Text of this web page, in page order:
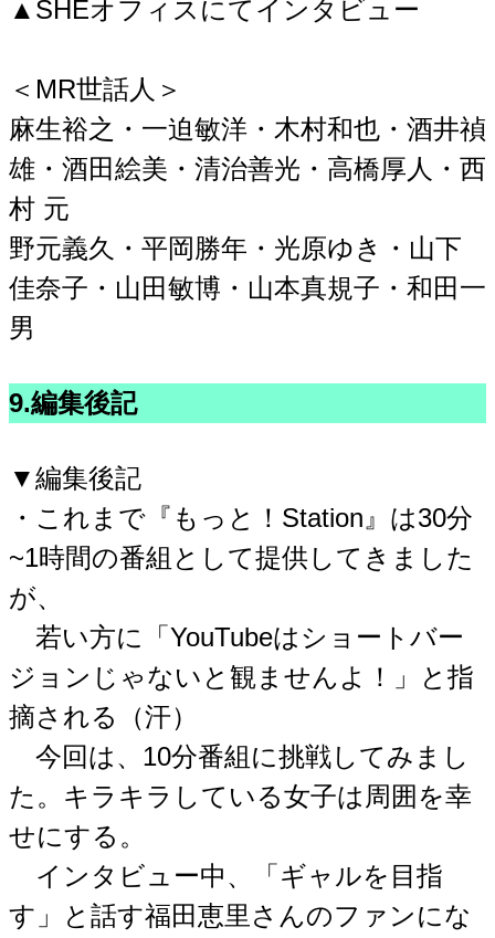
▲SHEオフィスにてインタビュー
＜MR世話人＞
麻生裕之・一迫敏洋・木村和也・酒井禎
雄・酒田絵美・清治善光・高橋厚人・西
村 元
野元義久・平岡勝年・光原ゆき・山下
佳奈子・山田敏博・山本真規子・和田一
男
9.編集後記
▼編集後記
・これまで『もっと！Station』は30分
~1時間の番組として提供してきました
が、
若い方に「YouTubeはショートバー
ジョンじゃないと観ませんよ！」と指
摘される（汗）
今回は、10分番組に挑戦してみまし
た。キラキラしている女子は周囲を幸
せにする。
インタビュー中、「ギャルを目指
す」と話す福田恵里さんのファンにな